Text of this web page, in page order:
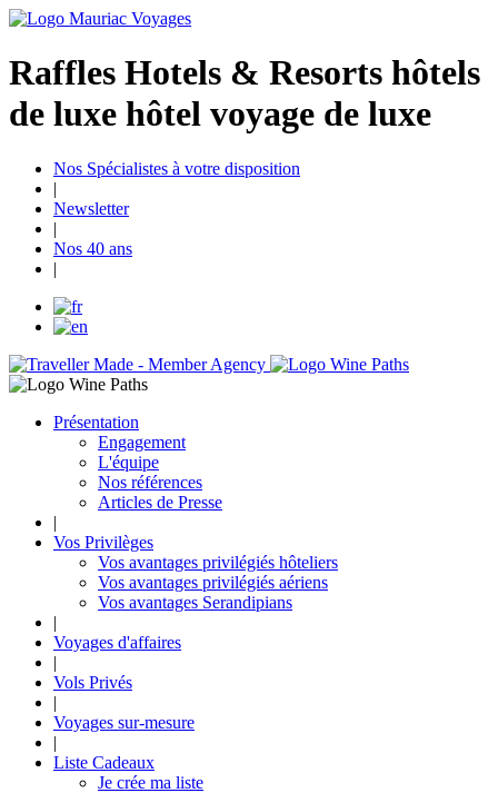
Raffles Hotels & Resorts hôtels
de luxe hôtel voyage de luxe
Nos Spécialistes à votre disposition
|
Newsletter
|
Nos 40 ans
|
Présentation
Engagement
L'équipe
Nos références
Articles de Presse
|
Vos Privilèges
Vos avantages privilégiés hôteliers
Vos avantages privilégiés aériens
Vos avantages Serandipians
|
Voyages d'affaires
|
Vols Privés
|
Voyages sur-mesure
|
Liste Cadeaux
Je crée ma liste